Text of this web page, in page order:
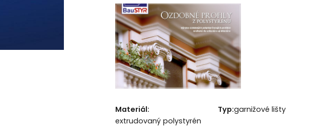
Materiál:
extrudovaný polystyrén
Typ:garnižové lišty